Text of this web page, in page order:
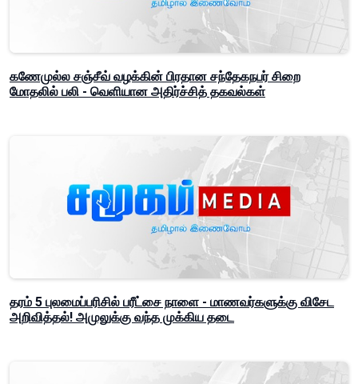
கணேமுல்ல சஞ்சீவ் வழக்கின் பிரதான சந்தேகநபர் சிறை
மோதலில் பலி - வெளியான அதிர்ச்சித் தகவல்கள்
தரம் 5 புலமைப்பரிசில் பரீட்சை நாளை - மாணவர்களுக்கு விசேட
அறிவித்தல்! அமுலுக்கு வந்த முக்கிய தடை